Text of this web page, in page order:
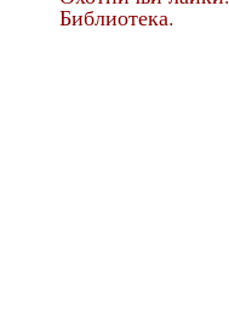
Библиотека.